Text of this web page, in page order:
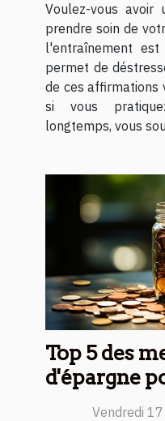
Voulez-vous avoir
prendre soin de
l'entraînement
permet de
de ces affirmations
si vous
longtemps, vous
Top 5 des
d'épargne
Vendredi